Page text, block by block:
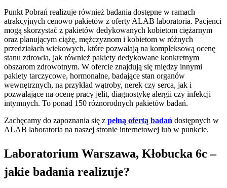
Punkt Pobrań realizuje również badania dostępne w ramach
atrakcyjnych cenowo pakietów z oferty ALAB laboratoria. Pacjenci
mogą skorzystać z pakietów dedykowanych kobietom ciężarnym
oraz planującym ciążę, mężczyznom i kobietom w różnych
przedziałach wiekowych, które pozwalają na kompleksową ocenę
stanu zdrowia, jak również pakiety dedykowane konkretnym
obszarom zdrowotnym. W ofercie znajdują się między innymi
pakiety tarczycowe, hormonalne, badające stan organów
wewnętrznych, na przykład wątroby, nerek czy serca, jak i
pozwalające na ocenę pracy jelit, diagnostykę alergii czy infekcji
intymnych. To ponad 150 różnorodnych pakietów badań.
Zachęcamy do zapoznania się z pełną ofertą badań dostępnych w
ALAB laboratoria na naszej stronie internetowej lub w punkcie.
Laboratorium Warszawa, Kłobucka 6c –
jakie badania realizuje?